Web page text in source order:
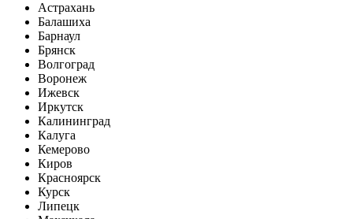
Астрахань
Балашиха
Барнаул
Брянск
Волгоград
Воронеж
Ижевск
Иркутск
Калининград
Калуга
Кемерово
Киров
Красноярск
Курск
Липецк